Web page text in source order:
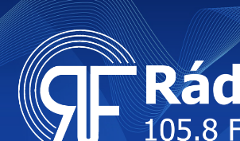
Skip
to
content